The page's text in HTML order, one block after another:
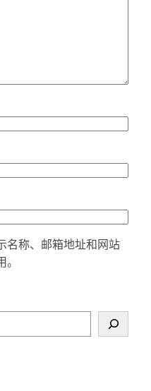
名称、邮箱地址和网站